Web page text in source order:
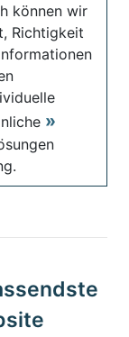
können wir
Richtigkeit